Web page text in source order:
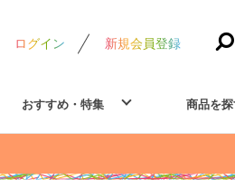
ログイン 新規会員登録
おすすめ・特集 商品を